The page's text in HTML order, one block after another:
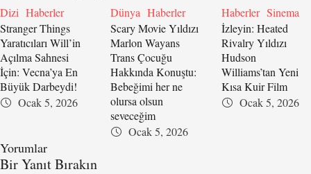
Dizi Haberler
Stranger Things
Yaratıcıları Will’in
Açılma Sahnesi
İçin: Vecna’ya En
Büyük Darbeydi!
Ocak 5, 2026
Dünya Haberler
Scary Movie Yıldızı
Marlon Wayans
Trans Çocuğu
Hakkında Konuştu:
Bebeğimi her ne
olursa olsun
seveceğim
Ocak 5, 2026
Haberler Sinema
İzleyin: Heated
Rivalry Yıldızı
Hudson
Williams’tan Yeni
Kısa Kuir Film
Ocak 5, 2026
Yorumlar
Bir Yanıt Bırakın